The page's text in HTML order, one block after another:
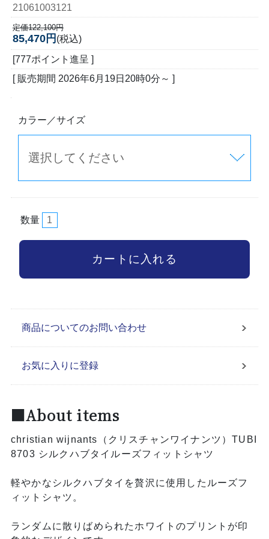
21061003121
定価122,100円
85,470円 (税込)
[777ポイント進呈 ]
[ 販売期間 2026年6月19日20時0分 ～ ]
カラー／サイズ
数量
商品についてのお問い合わせ
お気に入りに登録
■About items
christian wijnants（クリスチャンワイナンツ）TUBI
8703 シルクハブタイルーズフィットシャツ
軽やかなシルクハブタイを贅沢に使用したルーズフ
ィットシャツ。
ランダムに散りばめられたホワイトのプリントが印